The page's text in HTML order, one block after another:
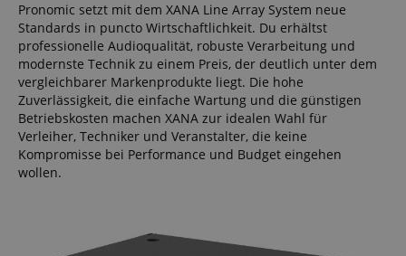
Pronomic setzt mit dem XANA Line Array System neue
Standards in puncto Wirtschaftlichkeit. Du erhältst
professionelle Audioqualität, robuste Verarbeitung und
modernste Technik zu einem Preis, der deutlich unter dem
vergleichbarer Markenprodukte liegt. Die hohe
Zuverlässigkeit, die einfache Wartung und die günstigen
Betriebskosten machen XANA zur idealen Wahl für
Verleiher, Techniker und Veranstalter, die keine
Kompromisse bei Performance und Budget eingehen
wollen.